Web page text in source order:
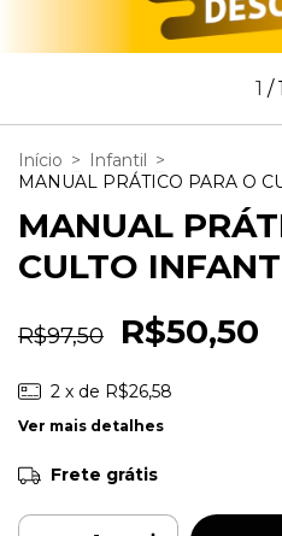
1 /1
Início > Infantil >
MANUAL PRÁTICO PARA O
MANUAL
CULTO
R$97,50 R$50,50
2 x de R$26,58
Ver mais detalhes
Frete grátis